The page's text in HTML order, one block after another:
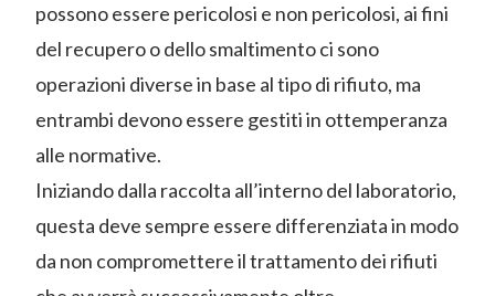
possono essere pericolosi e non pericolosi, ai fini
del recupero o dello smaltimento ci sono
operazioni diverse in base al tipo di rifiuto, ma
entrambi devono essere gestiti in ottemperanza
alle normative.
Iniziando dalla raccolta all’interno del laboratorio,
questa deve sempre essere differenziata in modo
da non compromettere il trattamento dei rifiuti